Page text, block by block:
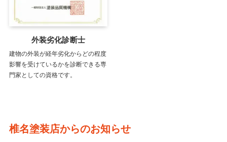
外装劣化診断士
建物の外装が経年劣化からどの程度
影響を受けているかを診断できる専
門家としての資格です。
椎名塗装店からのお知らせ